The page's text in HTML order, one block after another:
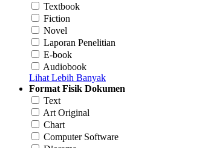
Textbook
Fiction
Novel
Laporan Penelitian
E-book
Audiobook
Lihat Lebih Banyak
Format Fisik Dokumen
Text
Art Original
Chart
Computer Software